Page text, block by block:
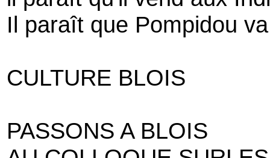
Il paraît que Pompidou
CULTURE BLOIS
PASSONS A BLOIS